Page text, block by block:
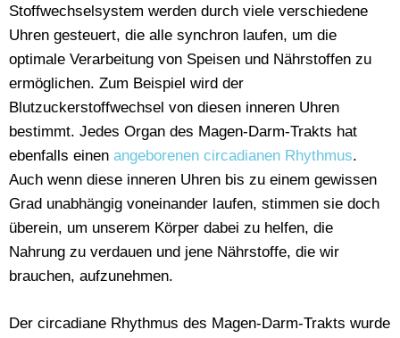
Stoffwechselsystem werden durch viele verschiedene
Uhren gesteuert, die alle synchron laufen, um die
optimale Verarbeitung von Speisen und Nährstoffen zu
ermöglichen. Zum Beispiel wird der
Blutzuckerstoffwechsel von diesen inneren Uhren
bestimmt. Jedes Organ des Magen-Darm-Trakts hat
ebenfalls einen angeborenen circadianen Rhythmus.
Auch wenn diese inneren Uhren bis zu einem gewissen
Grad unabhängig voneinander laufen, stimmen sie doch
überein, um unserem Körper dabei zu helfen, die
Nahrung zu verdauen und jene Nährstoffe, die wir
brauchen, aufzunehmen.
Der circadiane Rhythmus des Magen-Darm-Trakts wurde